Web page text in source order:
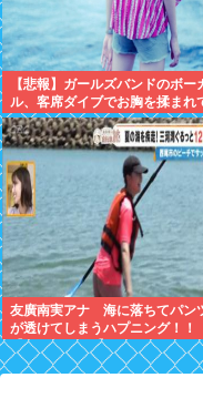
【悲報】ガールズバンドのボー
ル、客席ダイブでお胸を揉まれ
ガチギレ←これｗｗ
友廣南実アナ 海に落ちてパン
が透けてしまうハプニング！！
【GIF動画あり】